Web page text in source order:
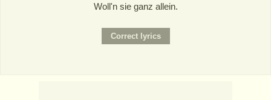
Woll'n sie ganz allein.